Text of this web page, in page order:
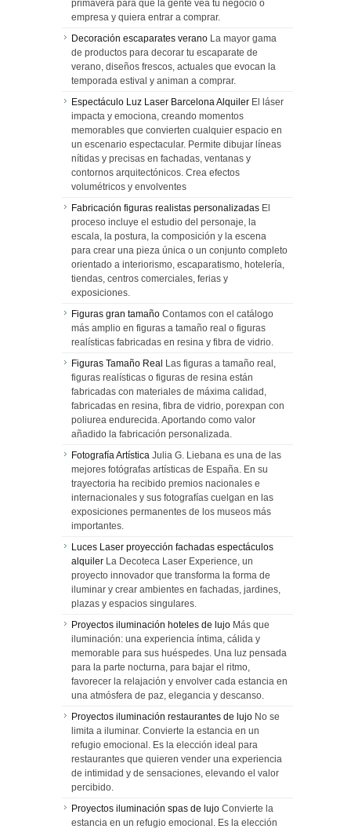
primavera para que la gente vea tu negocio o
empresa y quiera entrar a comprar.
Decoración escaparates verano La mayor gama
de productos para decorar tu escaparate de
verano, diseños frescos, actuales que evocan la
temporada estival y animan a comprar.
Espectáculo Luz Laser Barcelona Alquiler El láser
impacta y emociona, creando momentos
memorables que convierten cualquier espacio en
un escenario espectacular. Permite dibujar líneas
nítidas y precisas en fachadas, ventanas y
contornos arquitectónicos. Crea efectos
volumétricos y envolventes
Fabricación figuras realistas personalizadas El
proceso incluye el estudio del personaje, la
escala, la postura, la composición y la escena
para crear una pieza única o un conjunto completo
orientado a interiorismo, escaparatismo, hotelería,
tiendas, centros comerciales, ferias y
exposiciones.
Figuras gran tamaño Contamos con el catálogo
más amplio en figuras a tamaño real o figuras
realísticas fabricadas en resina y fibra de vidrio.
Figuras Tamaño Real Las figuras a tamaño real,
figuras realísticas o figuras de resina están
fabricadas con materiales de máxima calidad,
fabricadas en resina, fibra de vidrio, porexpan con
poliurea endurecida. Aportando como valor
añadido la fabricación personalizada.
Fotografía Artística Julia G. Liebana es una de las
mejores fotógrafas artísticas de España. En su
trayectoria ha recibido premios nacionales e
internacionales y sus fotografías cuelgan en las
exposiciones permanentes de los museos más
importantes.
Luces Laser proyección fachadas espectáculos
alquiler La Decoteca Laser Experience, un
proyecto innovador que transforma la forma de
iluminar y crear ambientes en fachadas, jardines,
plazas y espacios singulares.
Proyectos iluminación hoteles de lujo Más que
iluminación: una experiencia íntima, cálida y
memorable para sus huéspedes. Una luz pensada
para la parte nocturna, para bajar el ritmo,
favorecer la relajación y envolver cada estancia en
una atmósfera de paz, elegancia y descanso.
Proyectos iluminación restaurantes de lujo No se
limita a iluminar. Convierte la estancia en un
refugio emocional. Es la elección ideal para
restaurantes que quieren vender una experiencia
de intimidad y de sensaciones, elevando el valor
percibido.
Proyectos iluminación spas de lujo Convierte la
estancia en un refugio emocional. Es la elección